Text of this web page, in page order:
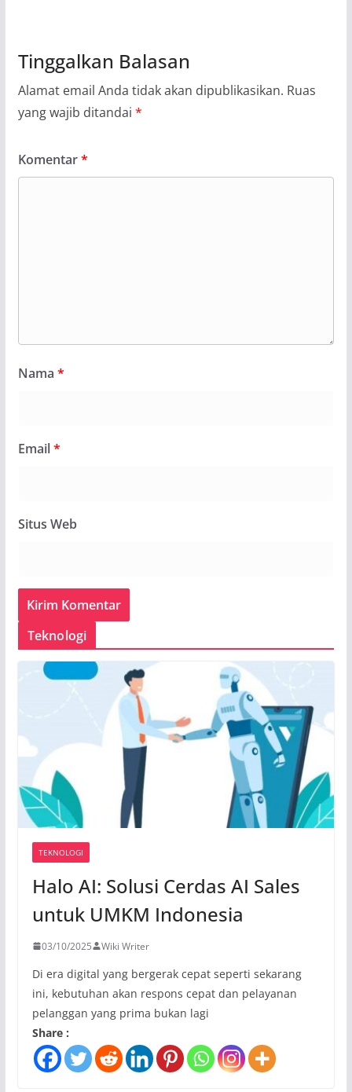
Tinggalkan Balasan
Alamat email Anda tidak akan dipublikasikan. Ruas
yang wajib ditandai *
Komentar*
Nama *
Email*
Situs Web
Teknologi
TEKNOLOGI
Halo AI: Solusi Cerdas AI Sales
untuk UMKM Indonesia
03/10/2025 Wiki Writer
Di era digital yang bergerak cepat seperti sekarang
ini, kebutuhan akan respons cepat dan pelayanan
pelanggan yang prima bukan lagi
Share :